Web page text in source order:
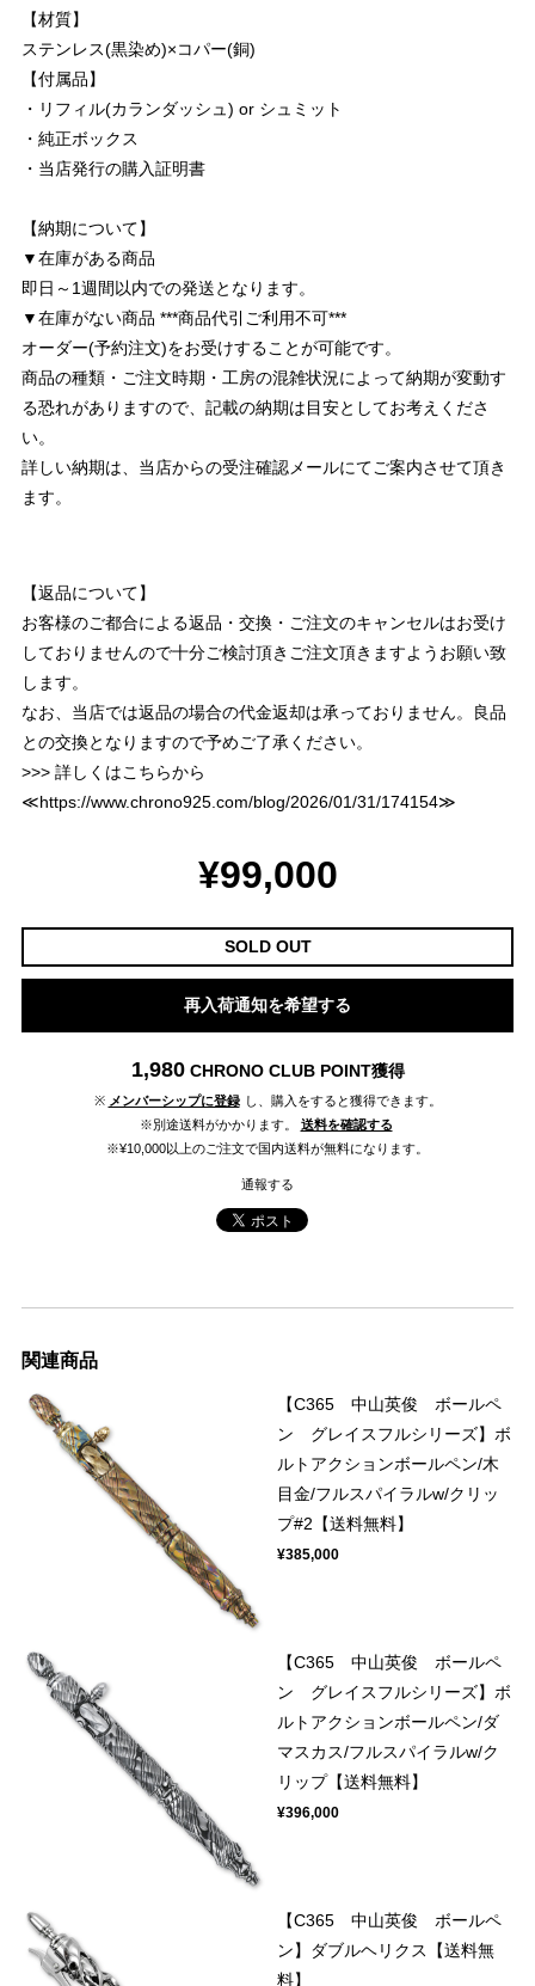
【材質】
ステンレス(黒染め)×コパー(銅)
【付属品】
・リフィル(カランダッシュ) or シュミット
・純正ボックス
・当店発行の購入証明書
【納期について】
▼在庫がある商品
即日～1週間以内での発送となります。
▼在庫がない商品 ***商品代引ご利用不可***
オーダー(予約注文)をお受けすることが可能です。
商品の種類・ご注文時期・工房の混雑状況によって納期が変動す
る恐れがありますので、記載の納期は目安としてお考えくださ
い。
詳しい納期は、当店からの受注確認メールにてご案内させて頂き
ます。
【返品について】
お客様のご都合による返品・交換・ご注文のキャンセルはお受け
しておりませんので十分ご検討頂きご注文頂きますようお願い致
します。
なお、当店では返品の場合の代金返却は承っておりません。良品
との交換となりますので予めご了承ください。
>>> 詳しくはこちらから
≪https://www.chrono925.com/blog/2026/01/31/174154≫
¥99,000
SOLD OUT
再入荷通知を希望する
1,980 CHRONO CLUB POINT獲得
※ メンバーシップに登録 し、購入をすると獲得できます。
※別途送料がかかります。
送料を確認する
※¥10,000以上のご注文で国内送料が無料になります。
通報する
関連商品
【C365 中山英俊 ボールペ
ン グレイスフルシリーズ】ボ
ルトアクションボールペン/木
目金/フルスパイラルw/クリッ
プ#2【送料無料】
¥385,000
【C365 中山英俊 ボールペ
ン グレイスフルシリーズ】ボ
ルトアクションボールペン/ダ
マスカス/フルスパイラルw/ク
リップ【送料無料】
¥396,000
【C365 中山英俊 ボールペ
ン】ダブルヘリクス【送料無
料】